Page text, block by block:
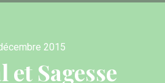
2015
et Sagesse